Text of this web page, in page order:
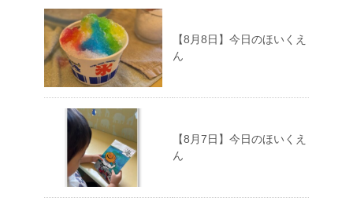
【8月8日】今日のほいくえ
ん
【8月7日】今日のほいくえ
ん